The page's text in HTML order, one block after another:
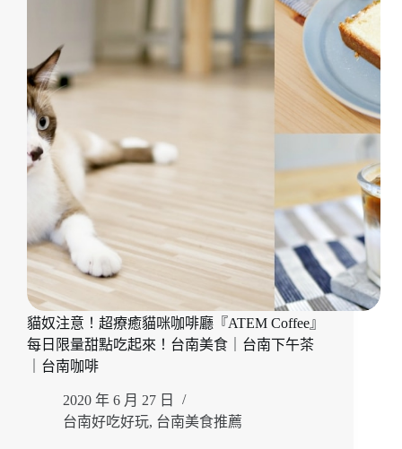
『Kizuna
Café』
每
限
甜
點
晚
吃
不
到！
台
南
咖
啡
台
南
貓奴注意！超療癒貓咪咖啡廳『ATEM Coffee』
每日限量甜點吃起來！台南美食｜台南下午茶
｜台南咖啡
2020 年 6 月 27 日
台南好吃好玩, 台南美食推薦